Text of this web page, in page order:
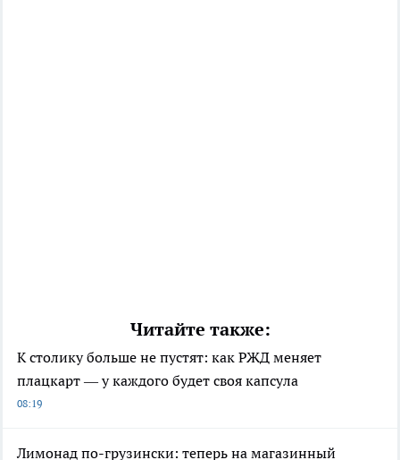
Читайте также:
К столику больше не пустят: как РЖД меняет
плацкарт — у каждого будет своя капсула
08:19
Лимонад по-грузински: теперь на магазинный